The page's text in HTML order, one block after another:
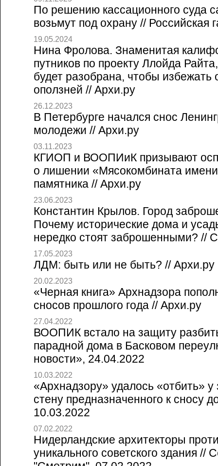
По решению кассационного суда
возьмут под охрану // Российская
19.05.2024
Нина Фролова. Знаменитая
путников по проекту Ллойда
будет разобрана, чтобы избежать
оползней // Архи.ру
26.12.2023
В Петербурге начался снос
молодежи // Архи.ру
03.11.2023
КГИОП и ВООПИиК призывают
о лишении «Мясокомбината
памятника // Архи.ру
23.06.2023
Константин Крылов. Город
Почему исторические дома и
нередко стоят заброшенными? //
17.05.2023
ЛДМ: быть или не быть? // Архи.ру
20.02.2023
«Черная книга» Архнадзора
сносов прошлого года // Архи.ру
27.04.2022
ВООПИК встало на защиту
парадной дома в Басковом
новости», 24.04.2022
10.03.2022
«Архнадзору» удалось «отбить»
стену предназначенного к сносу
10.03.2022
07.02.2022
Нидерландские архитекторы
уникального советского здания //